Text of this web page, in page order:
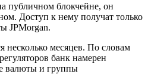
публичном блокчейне, он
Доступ к нему получат только
JPMorgan.
несколько месяцев. По словам
банк намерен
валюты и группы